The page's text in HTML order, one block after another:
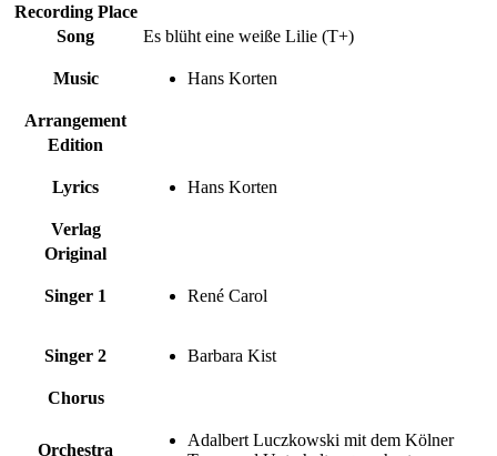
Recording Place
Song
Es blüht eine weiße Lilie (T+)
Music Hans Korten
Arrangement
Edition
Lyrics Hans Korten
Verlag
Original
Singer 1 René Carol
Singer 2 Barbara Kist
Chorus
Orchestra
Adalbert Luczkowski mit dem Kölner